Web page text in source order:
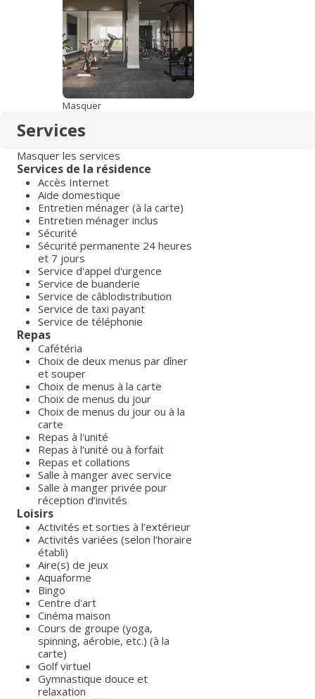
Masquer
Services
Masquer les services
Services de la résidence
Accès Internet
Aide domestique
Entretien ménager (à la carte)
Entretien ménager inclus
Sécurité
Sécurité permanente 24 heures
et 7 jours
Service d'appel d'urgence
Service de buanderie
Service de câblodistribution
Service de taxi payant
Service de téléphonie
Repas
Cafétéria
Choix de deux menus par dîner
et souper
Choix de menus à la carte
Choix de menus du jour
Choix de menus du jour ou à la
carte
Repas à l'unité
Repas à l’unité ou à forfait
Repas et collations
Salle à manger avec service
Salle à manger privée pour
réception d’invités
Loisirs
Activités et sorties à l’extérieur
Activités variées (selon l’horaire
établi)
Aire(s) de jeux
Aquaforme
Bingo
Centre d'art
Cinéma maison
Cours de groupe (yoga,
spinning, aérobie, etc.) (à la
carte)
Golf virtuel
Gymnastique douce et
relaxation